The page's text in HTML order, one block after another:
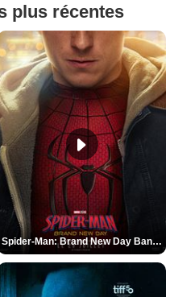
plus récentes
Spider-Man: Brand New Day Bande-annonce (3) VO STFR